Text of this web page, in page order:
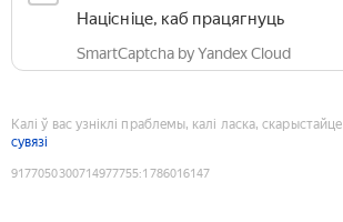
Націсніце, каб працягнуць
SmartCaptcha by Yandex Cloud
Калі ў вас узніклі праблемы, калі ласка, скарыстайце
сувязі
9177050300714977755:1786016147